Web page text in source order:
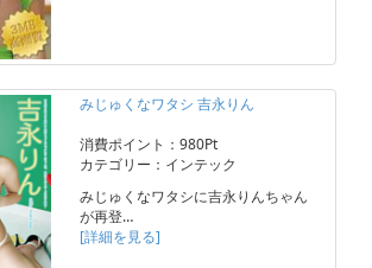
みじゅくなワタシ 吉永りん
消費ポイント：980Pt
カテゴリー：インテック
みじゅくなワタシに吉永りんちゃん
が再登…
[詳細を見る]